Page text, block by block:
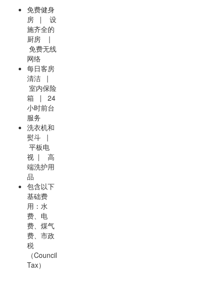
免费健身
房 | 设
施齐全的
厨房 |
免费无线
网络
每日客房
清洁 |
室内保险
箱 | 24
小时前台
服务
洗衣机和
熨斗 |
平板电
视 | 高
端洗护用
品
包含以下
基础费
用：水
费、电
费、煤气
费、市政
税
（Council
Tax）